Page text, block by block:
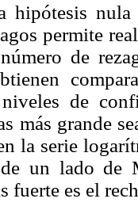
hipótesis
permite
de
de
más grande
la serie
un lado de
fuerte es el